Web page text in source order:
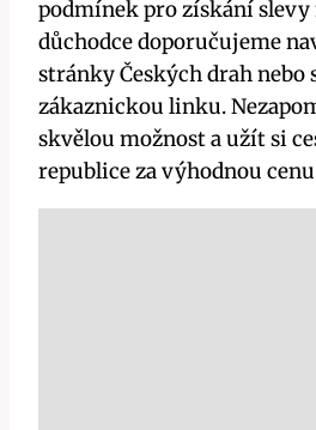
podmínek pro získání slevy
důchodce doporučujeme
stránky Českých drah
zákaznickou linku.
skvělou možnost a užít si
republice za výhodnou